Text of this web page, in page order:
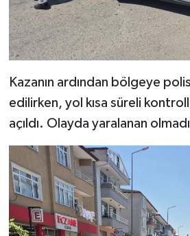
Kazanın ardından bölgeye
edilirken, yol kısa süreli
açıldı. Olayda yaralanan